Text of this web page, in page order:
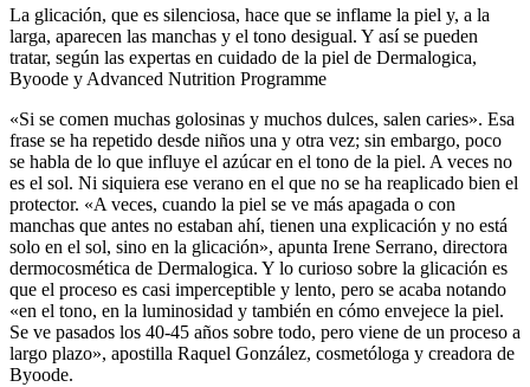
La glicación, que es silenciosa, hace que se inflame la piel y, a la
larga, aparecen las manchas y el tono desigual. Y así se pueden
tratar, según las expertas en cuidado de la piel de Dermalogica,
Byoode y Advanced Nutrition Programme
«Si se comen muchas golosinas y muchos dulces, salen caries». Esa
frase se ha repetido desde niños una y otra vez; sin embargo, poco
se habla de lo que influye el azúcar en el tono de la piel. A veces no
es el sol. Ni siquiera ese verano en el que no se ha reaplicado bien el
protector. «A veces, cuando la piel se ve más apagada o con
manchas que antes no estaban ahí, tienen una explicación y no está
solo en el sol, sino en la glicación», apunta Irene Serrano, directora
dermocosmética de Dermalogica. Y lo curioso sobre la glicación es
que el proceso es casi imperceptible y lento, pero se acaba notando
«en el tono, en la luminosidad y también en cómo envejece la piel.
Se ve pasados los 40-45 años sobre todo, pero viene de un proceso a
largo plazo», apostilla Raquel González, cosmetóloga y creadora de
Byoode.